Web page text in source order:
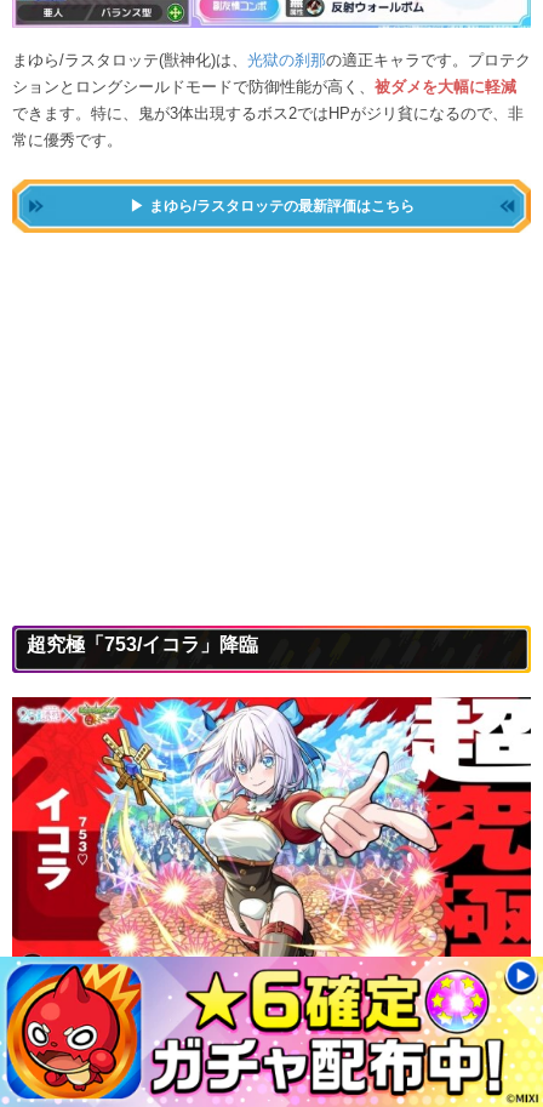
まゆら/ラスタロッテ(獣神化)は、 光獄の刹那の適正キャラです。プロテク
ションとロングシールドモードで防御性能が高く、 被ダメを大幅に軽減
できます。特に、鬼が3体出現するボス2ではHPがジリ貧になるので、非
常に優秀です。
まゆら/ラスタロッテの最新評価はこちら
超究極「753/イコラ」降臨